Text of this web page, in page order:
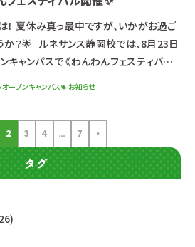
て 出願資格・特典・試験日程 選考までの
る人材像 面接試験について 筆記試験に
論文試験について &n
！ 夏休み真っ最中ですが、いかがお過ご
か？🌟 ルネサンス静岡校では、8月23日
キャンパスで 《わんわんフェスティバル》
高校生＆社会人の方 ☑進路検討中の
＆社会人の方 ☑オープンキャンパスに参
い2年生 【
オープンキャンパス お知らせ
2 3 4 … 7 >
タグ